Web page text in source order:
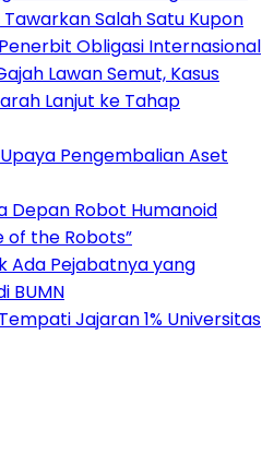
Tawarkan Salah Satu Kupon
Obligasi Internasional
Lawan Semut, Kasus
Lanjut ke Tahap
Pengembalian Aset
Depan Robot Humanoid
of the Robots”
Ada Pejabatnya yang
BUMN
Jajaran 1% Universitas